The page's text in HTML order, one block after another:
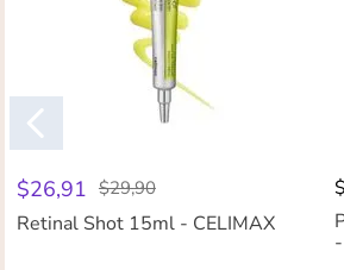
$26,91 $29,90
Retinal Shot 15ml - CELIMAX
$